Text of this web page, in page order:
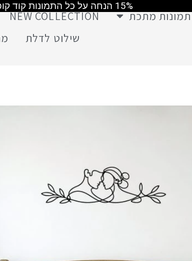
15% הנחה על כל התמונות קוד קופון MAY2026 ומשלוח חינם ברכישה מעל 499 ש"ח
תמונות מתכת NEW COLLECTION
שילוט לדלת